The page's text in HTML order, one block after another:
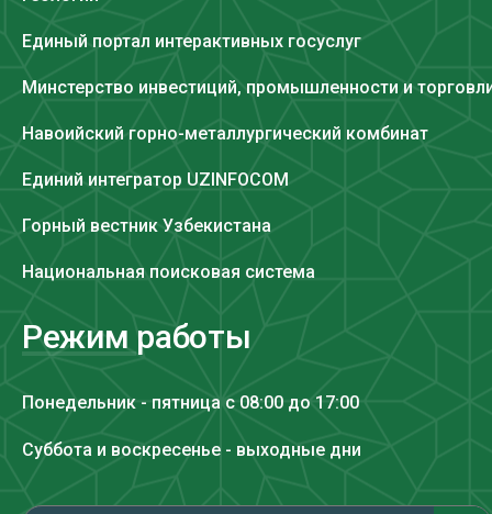
Единый портал интерактивных госуслуг
Минстерство инвестиций, промышленности и
Навоийский горно-металлургический комбинат
Единий интегратор UZINFOCOM
Горный вестник Узбекистана
Национальная поисковая система
Режим работы
Понедельник - пятница с 08:00 до 17:00
Суббота и воскресенье - выходные дни